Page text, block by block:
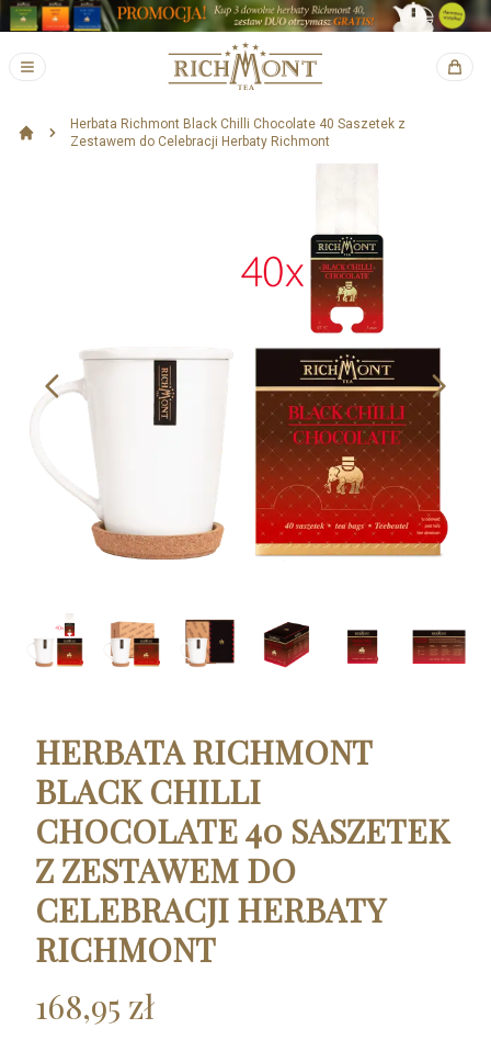
Herbata Richmont Black Chilli Chocolate 40 Saszetek z
Zestawem do Celebracji Herbaty Richmont
HERBATA RICHMONT
BLACK CHILLI
CHOCOLATE 40 SASZETEK
Z ZESTAWEM DO
CELEBRACJI HERBATY
RICHMONT
168,95 zł